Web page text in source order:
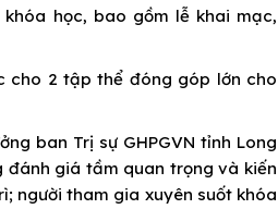
học, bao gồm lễ khai mạc,
cho 2 tập thể đóng góp lớn cho
ban Trị sự GHPGVN tỉnh Long
đánh giá tầm quan trọng và kiến
người tham gia xuyên suốt khóa